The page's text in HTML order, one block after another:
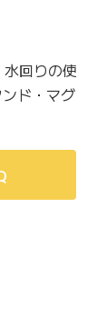
回りの使
ド・マグ